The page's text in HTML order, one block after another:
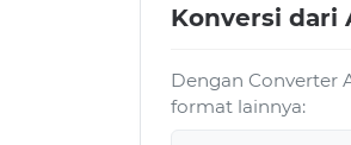
Konversi dari
Dengan Converter
format lainnya: